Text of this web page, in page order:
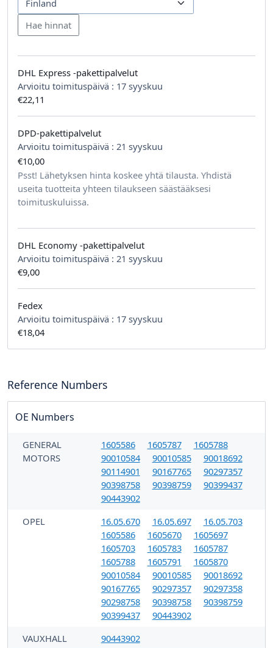
DHL Express -pakettipalvelut
Arvioitu toimituspäivä : 17 syyskuu
€22,11
DPD-pakettipalvelut
Arvioitu toimituspäivä : 21 syyskuu
€10,00
Psst! Lähetyksen hinta koskee yhtä tilausta. Yhdistä
useita tuotteita yhteen tilaukseen säästääksesi
toimituskuluissa.
DHL Economy -pakettipalvelut
Arvioitu toimituspäivä : 21 syyskuu
€9,00
Fedex
Arvioitu toimituspäivä : 17 syyskuu
€18,04
Reference Numbers
OE Numbers
GENERAL
MOTORS
1605586 1605787
1605788
90010584
90010585
90018692
90114901
90167765
90297357
90398758
90398759
90399437
90443902
OPEL
16.05.670 16.05.697
16.05.703
1605586
1605670
1605697
1605703
1605783
1605787
1605788
1605791
1605870
90010584
90010585
90018692
90167765
90297357
90297358
90298758
90398758
90398759
90399437
90443902
VAUXHALL
90443902